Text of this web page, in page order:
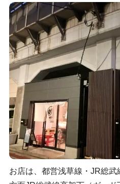
お店は、都営浅草線・JR総武